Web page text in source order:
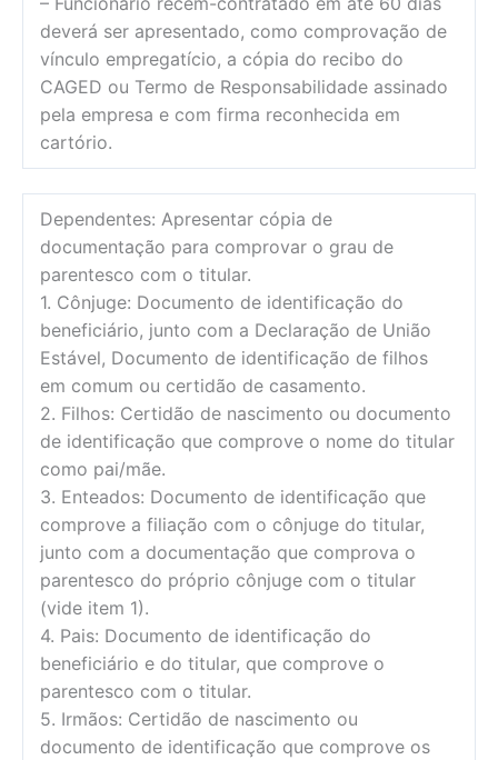
deverá ser apresentado, como comprovação de
vínculo empregatício, a cópia do recibo do
CAGED ou Termo de Responsabilidade assinado
pela empresa e com firma reconhecida em
cartório.
Dependentes: Apresentar cópia de
documentação para comprovar o grau de
parentesco com o titular.
1. Cônjuge: Documento de identificação do
beneficiário, junto com a Declaração de União
Estável, Documento de identificação de filhos
em comum ou certidão de casamento.
2. Filhos: Certidão de nascimento ou documento
de identificação que comprove o nome do titular
como pai/mãe.
3. Enteados: Documento de identificação que
comprove a filiação com o cônjuge do titular,
junto com a documentação que comprova o
parentesco do próprio cônjuge com o titular
(vide item 1).
4. Pais: Documento de identificação do
beneficiário e do titular, que comprove o
parentesco com o titular.
5. Irmãos: Certidão de nascimento ou
documento de identificação que comprove os